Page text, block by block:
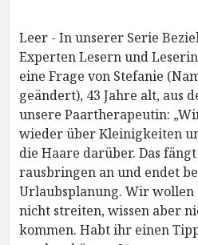
Leer - In unserer Serie
Experten Lesern und
eine Frage von Stefanie
geändert), 43 Jahre alt, aus
unsere Paartherapeutin:
wieder über Kleinigkeiten
die Haare darüber. Das
rausbringen an und endet
Urlaubsplanung. Wir wollen
nicht streiten, wissen aber
kommen. Habt ihr einen